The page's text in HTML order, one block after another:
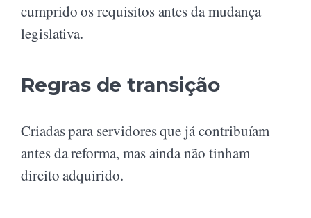
cumprido os requisitos antes da mudança
legislativa.
Regras de transição
Criadas para servidores que já contribuíam
antes da reforma, mas ainda não tinham
direito adquirido.